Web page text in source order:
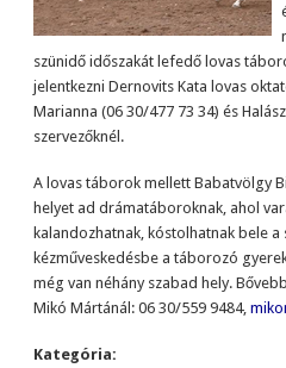
szünidő időszakát lefedő lovas
jelentkezni Dernovits Kata lovas
Marianna (06 30/477 73 34) és
szervezőknél.
A lovas táborok mellett Babatvölgy
helyet ad drámatáboroknak, ahol
kalandozhatnak, kóstolhatnak bele a
kézműveskedésbe a táborozó
még van néhány szabad hely.
Mikó Mártánál: 06 30/559 9484,
Kategória: